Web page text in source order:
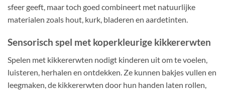
sfeer geeft, maar toch goed combineert met natuurlijke
materialen zoals hout, kurk, bladeren en aardetinten.
Sensorisch spel met koperkleurige kikkererwten
Spelen met kikkererwten nodigt kinderen uit om te voelen,
luisteren, herhalen en ontdekken. Ze kunnen bakjes vullen en
leegmaken, de kikkererwten door hun handen laten rollen,